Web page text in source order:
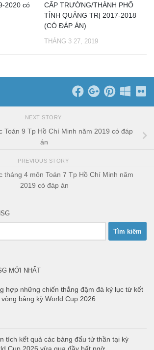
2020 có
CẤP TRƯỜNG/THÀNH PHỐ
TỈNH QUẢNG TRỊ 2017-2018
(CÓ ĐÁP ÁN)
THÁNG 3 27, 2019
NEXT STORY
Toán 9 Tp Hồ Chí Minh năm 2019 có đáp
án
PREVIOUS STORY
tháng 4 môn Toán 7 Tp Hồ Chí Minh năm
2019 có đáp án
MỚI NHẤT
hợp những chiến thắng đậm đà kỷ lục từ kết
bảng kỳ World Cup 2026
tích kết quả các bảng đấu tử thần tại kỳ